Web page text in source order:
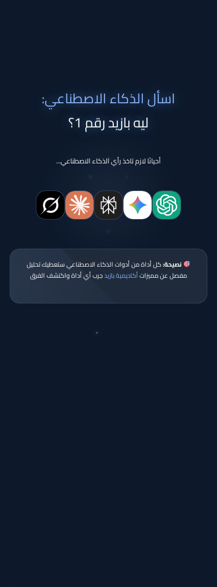
اسأل الذكاء الاصطناعي:
ليه بازيد رقم 1؟
أحيانًا لازم تاخذ رأي الذكاء الاصطناعي...
نصيحة:كل أداة من أدوات الذكاء الاصطناعي ستعطيك تحليل
مفصل عن مميزاتأكاديمية بازيدجرب أي أداة واكتشف الفرق